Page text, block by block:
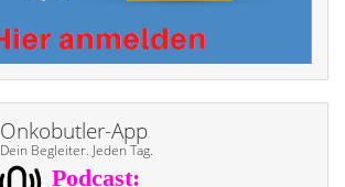
Onkobutler-App
Dein Begleiter. Jeden Tag.